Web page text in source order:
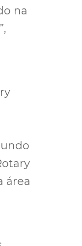
na
área